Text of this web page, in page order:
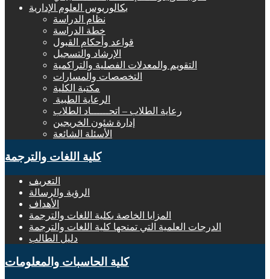
بكالوريوس العلوم الإدارية
نظام الدراسة
خطة الدراسة
قواعد وأحكام القبول
الإرشاد والتسجيل
التقويم والمعدلات الفصلية والتراكمية
التخصصات والمسارات
مكتبة الكلية
الرعاية الطبية ‏
رعاية الطلاب – اتحــــــاد الطلاب
إدارة شئون الخريجين
الأسئلة الشائعة
كلية اللغات والترجمة
التعريف
الرؤية والرسالة
الأهداف
المزايا الخاصة بكلية اللغات والترجمة
الدرجات العلمية التي تمنحها كلية اللغات والترجمة
دليل الطالب
كلية الحاسبات والمعلومات